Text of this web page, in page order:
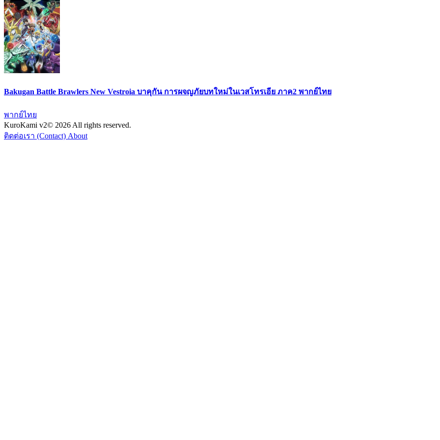
Bakugan Battle Brawlers New Vestroia บาคุกัน การผจญภัยบทใหม่ในเวสโทรเอีย ภาค2 พากย์ไทย
พากย์ไทย
KuroKami v2© 2026 All rights reserved.
ติดต่อเรา (Contact) About